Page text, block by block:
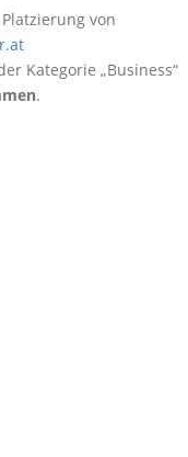
von
Kategorie „Business“
.